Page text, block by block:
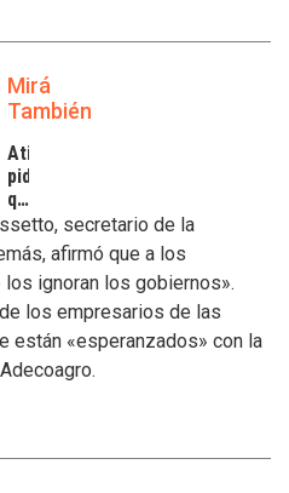
Mirá
También
Atilra
pide
que
se
atiendan
los
inconvenientes
de
los
tamberos
secretario de la
afirmó que a los
ignoran los gobiernos».
los empresarios de las
están «esperanzados» con la